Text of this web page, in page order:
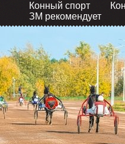
Конный спорт
ЗМ рекомендует